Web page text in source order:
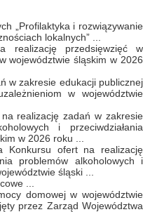
„Profilaktyka i rozwiązywanie
lokalnych” ...
realizację przedsięwzięć w
województwie śląskim w 2026
w zakresie edukacji publicznej
w województwie
realizację zadań w zakresie
i przeciwdziałania
w 2026 roku ...
Konkursu ofert na realizację
problemów alkoholowych i
śląski ...
...
domowej w województwie
przez Zarząd Województwa